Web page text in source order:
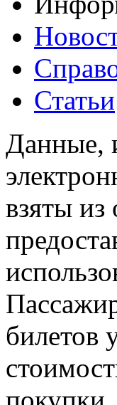
Статьи
Данные,
взяты
билетов